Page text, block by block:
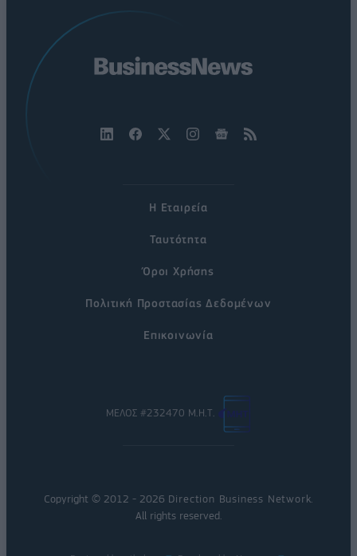
Η Εταιρεία
Ταυτότητα
Όροι Χρήσης
Πολιτική Προστασίας Δεδομένων
Επικοινωνία
ΜΕΛΟΣ #232470 Μ.Η.Τ.
Copyright © 2012 - 2026 Direction Business Network.
All rights reserved.